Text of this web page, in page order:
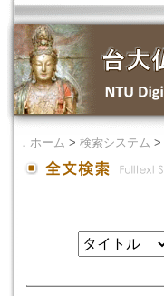
． ホーム > 検索システム >